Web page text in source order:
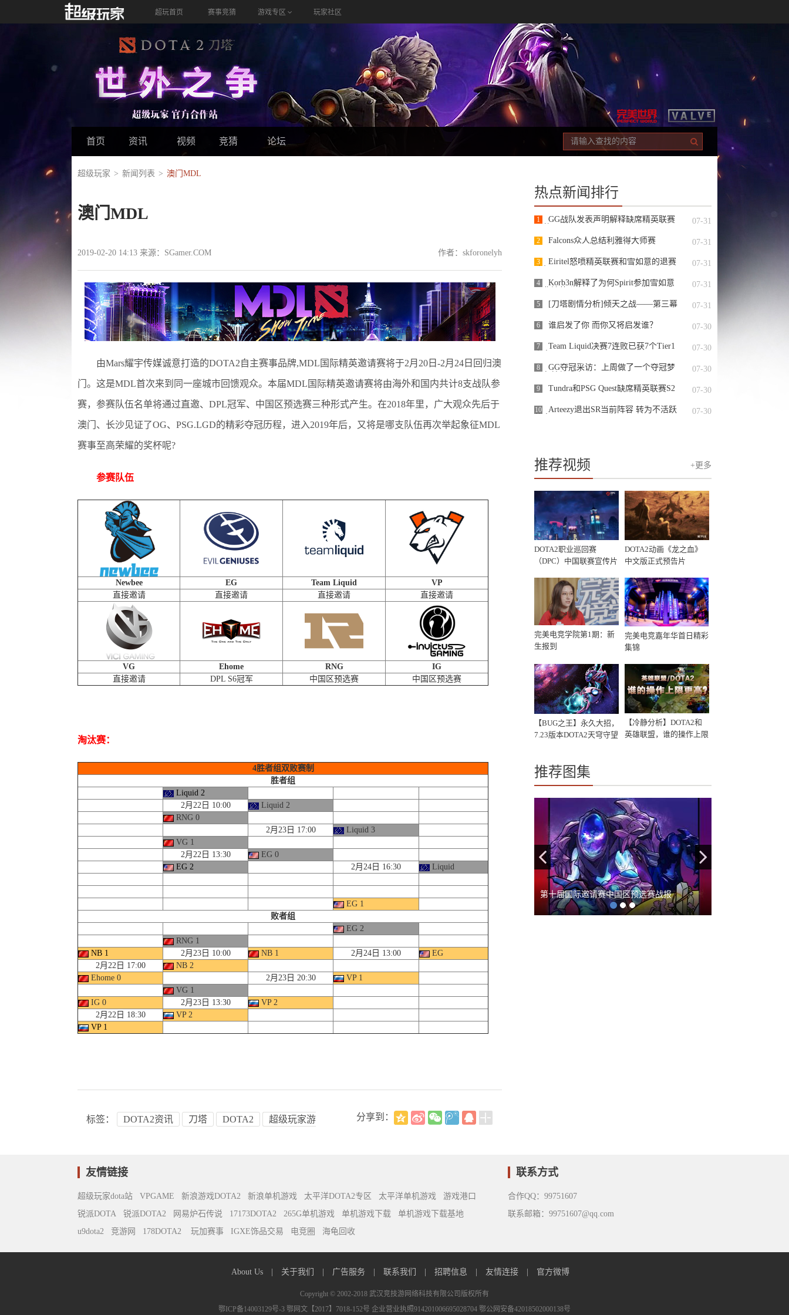
超玩首页 赛事竞猜 游戏专区 玩家社区
首页 资讯 视频 竞猜 论坛
超级玩家 新闻列表 澳门MDL
澳门MDL
2019-02-20 14:13 来源：SGamer.COM 作者：skforonelyh
由Mars耀宇传媒诚意打造的DOTA2自主赛事品牌,MDL国际精英邀请赛将于2月20日-2月24日回归澳
门。这是MDL首次来到同一座城市回馈观众。本届MDL国际精英邀请赛将由海外和国内共计8支战队参
赛，参赛队伍名单将通过直邀、DPL冠军、中国区预选赛三种形式产生。在2018年里，广大观众先后于
澳门、长沙见证了OG、PSG.LGD的精彩夺冠历程，进入2019年后，又将是哪支队伍再次举起象征MDL
赛事至高荣耀的奖杯呢?
参赛队伍
Newbee EG Team Liquid
VP
直接邀请
直接邀请 直接邀请 直接邀请
VG Ehome RNG
IG
直接邀请
DPL S6冠军 中国区预选赛 中国区预选赛
淘汰赛：
4胜者组双败赛制
胜者组
Liquid 2
2月22日 10:00
Liquid 2
RNG 0
2月23日 17:00
Liquid 3
VG 1
2月22日 13:30
EG 0
EG 2
2月24日 16:30 Liquid
EG 1
败者组
EG 2
RNG 1
NB 1
2月23日 10:00 NB 1 2月24日 13:00
EG
2月22日 17:00
NB 2
Ehome 0
2月23日 20:30
VP 1
VG 1
IG 0
2月23日 13:30
VP 2
2月22日 18:30
VP 2
VP 1
标签： DOTA2资讯 刀塔 DOTA2 超级玩家游 分享到：
热点新闻排行
1
GG战队发表声明解释缺席精英联赛
07-31
2 Falcons众人总结利雅得大师赛 07-31
3
Eiritel怒喷精英联赛和雪如意的退赛
07-31
4
Korb3n解释了为何Spirit参加雪如意
07-31
5 [刀塔剧情分析]倾天之战——第三幕 07-31
6 谁启发了你 而你又将启发谁？ 07-30
7
Team Liquid决赛7连败已获7个Tier1
07-30
8
GG夺冠采访：上周做了一个夺冠梦
07-30
9 Tundra和PSG Quest缺席精英联赛S2 07-30
10
Arteezy退出SR当前阵容 转为不活跃
07-30
推荐视频 +更多
DOTA2职业巡回赛
（DPC）中国联赛宣传片
DOTA2动画《龙之血》
中文版正式预告片
完美电竞学院第1期：新
生报到
完美电竞嘉年华首日精彩
集锦
【BUG之王】永久大招，
7.23版本DOTA2天穹守望
【冷静分析】DOTA2和
英雄联盟，谁的操作上限
推荐图集
第十届国际邀请赛中国区预选赛战报
Previous
友情链接
超级玩家dota站 VPGAME 新浪游戏DOTA2 新浪单机游戏 太平洋DOTA2专区 太平洋单机游戏
游戏港口
锐派DOTA
锐派DOTA2 网易炉石传说 17173DOTA2 265G单机游戏 单机游戏下载
单机游戏下载基地
u9dota2
竞游网 178DOTA2 玩加赛事 IGXE饰品交易 电竞圈 海龟回收
联系方式
合作QQ：99751607
联系邮箱：99751607@qq.com
About Us 关于我们 广告服务 联系我们 招聘信息 友情连接 官方微博
Copyright © 2002-2018 武汉竞技游网络科技有限公司版权所有
鄂ICP备14003129号-3 鄂网文【2017】7018-152号 企业营业执照914201006695028704 鄂公网安备42018502000138号